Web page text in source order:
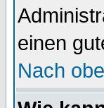
einen
Nach